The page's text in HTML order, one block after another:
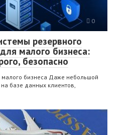
0
резервного
малого бизнеса:
безопасно
малого бизнеса Даже небольшой
базе данных клиентов,